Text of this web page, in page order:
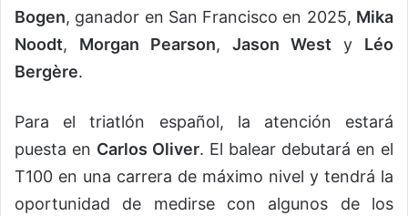
Bogen, ganador en San Francisco en 2025, Mika
Noodt, Morgan Pearson, Jason West y Léo
Bergère.
Para el triatlón español, la atención estará
puesta en Carlos Oliver. El balear debutará en el
T100 en una carrera de máximo nivel y tendrá la
oportunidad de medirse con algunos de los